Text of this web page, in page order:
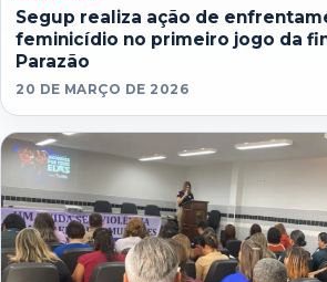
Segup realiza ação de
feminicídio no primeiro jogo da
Parazão
20 DE MARÇO DE 2026